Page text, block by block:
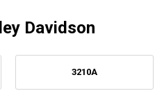
Davidson
3210A